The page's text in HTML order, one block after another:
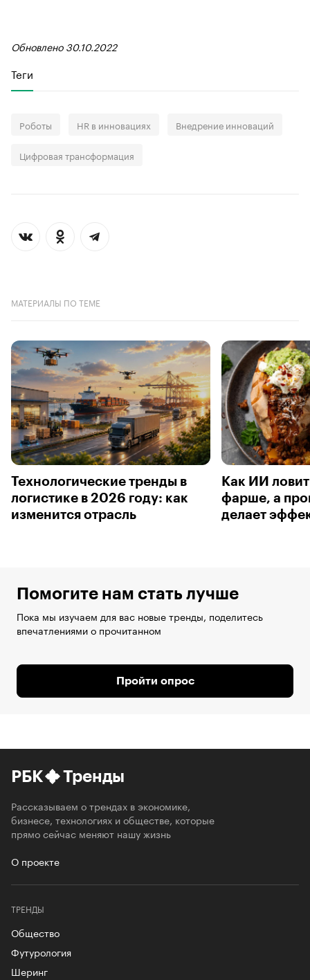
Обновлено 30.10.2022
Теги
Роботы HR в инновациях Внедрение инноваций
Цифровая трансформация
МАТЕРИАЛЫ ПО ТЕМЕ
Технологические тренды в
логистике в 2026 году: как
изменится отрасль
Как ИИ
фарше, а
делает
Помогите нам стать лучше
Пока мы изучаем для вас новые тренды, поделитесь
впечатлениями о прочитанном
Пройти опрос
РБК Тренды
Рассказываем о трендах в экономике,
бизнесе, технологиях и обществе, которые
прямо сейчас меняют нашу жизнь
О проекте
ТРЕНДЫ
Общество
Футурология
Шеринг